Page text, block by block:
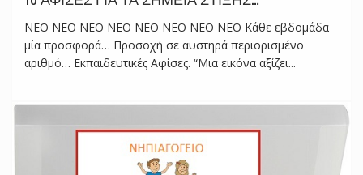
NEO NEO NEO NEO NEO NEO NEO NEO Κάθε εβδομάδα
μία προσφορά… Προσοχή σε αυστηρά περιορισμένο
αριθμό… Εκπαιδευτικές Αφίσες. “Μια εικόνα αξίζει...